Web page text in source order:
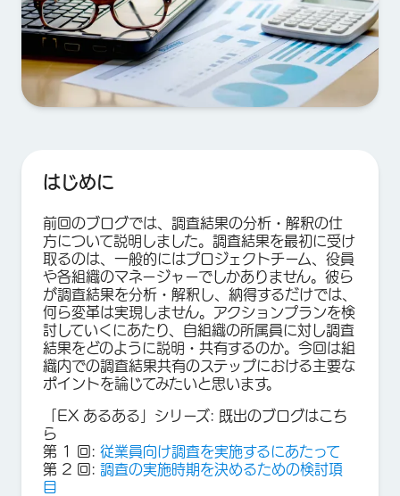
はじめに
前回のブログでは、調査結果の分析・解釈の仕
方について説明しました。調査結果を最初に受け
取るのは、一般的にはプロジェクトチーム、役員
や各組織のマネージャーでしかありません。彼ら
が調査結果を分析・解釈し、納得するだけでは、
何ら変革は実現しません。アクションプランを検
討していくにあたり、自組織の所属員に対し調査
結果をどのように説明・共有するのか。今回は組
織内での調査結果共有のステップにおける主要な
ポイントを論じてみたいと思います。
「EX あるある」シリーズ: 既出のブログはこち
ら
第 1 回: 従業員向け調査を実施するにあたって
第 2 回: 調査の実施時期を決めるための検討項
目